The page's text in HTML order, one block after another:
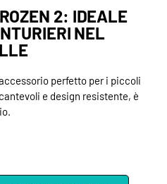
2: IDEALE
NEL
perfetto per i piccoli
e design resistente, è